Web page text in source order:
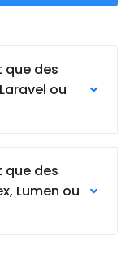
que des
ou
que des
Lumen ou